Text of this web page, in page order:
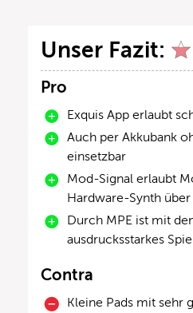
Unser Fazit:
Pro
Exquis App erlaubt
Auch per Akkubank
einsetzbar
Mod-Signal erlaubt
Hardware-Synth über
Durch MPE ist mit
ausdrucksstarkes
Contra
Kleine Pads mit sehr